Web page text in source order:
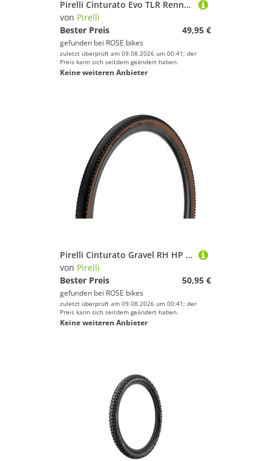
Pirelli Cinturato Evo TLR Rennrad-Faltreifen
von Pirelli
Bester Preis
49,95 €
gefunden bei ROSE bikes
zuletzt überprüft am 09.08.2026 um 00:41; der
Preis kann sich seitdem geändert haben.
Keine weiteren Anbieter
Pirelli Cinturato Gravel RH HP Gravel-Faltreifen
von Pirelli
Bester Preis
50,95 €
gefunden bei ROSE bikes
zuletzt überprüft am 09.08.2026 um 00:41; der
Preis kann sich seitdem geändert haben.
Keine weiteren Anbieter